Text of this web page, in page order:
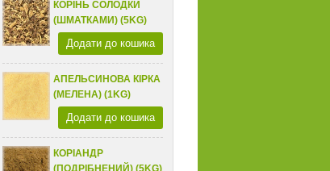
КОРІНЬ СОЛОДКИ
(ШМАТКАМИ) (5KG)
Додати до кошика
АПЕЛЬСИНОВА КІРКА
(МЕЛЕНА) (1KG)
Додати до кошика
КОРІАНДР